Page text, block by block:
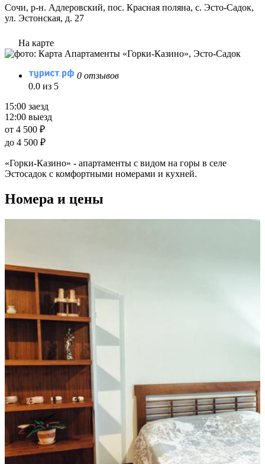
Сочи, р-н. Адлеровский, пос. Красная поляна, с. Эсто-Садок,
ул. Эстонская, д. 27
На карте
0 отзывов
0.0 из 5
15:00 заезд
12:00 выезд
от 4 500 ₽
до 4 500 ₽
«Горки-Казино» - апартаменты с видом на горы в селе
Эстосадок с комфортными номерами и кухней.
Номера и цены